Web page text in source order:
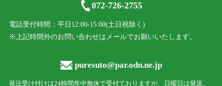
072-726-2755
電話受付時間：平日12:00-15:00(土日祝除く)
※上記時間外のお問い合わせはメールでお願いいたします。
puresuto@par.odn.ne.jp
発注受け付けは24時間年中無休で受付ておりますが、日曜日は発送、